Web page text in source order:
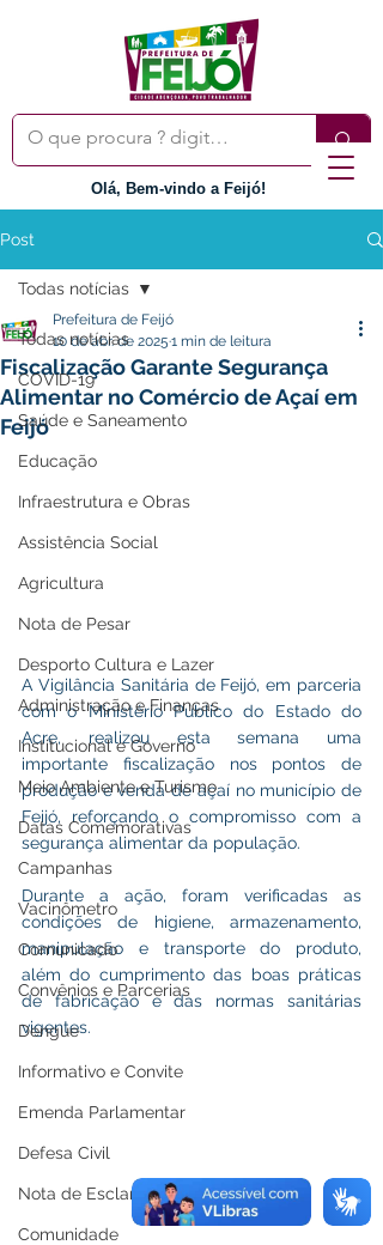
Olá, Bem-vindo a Feijó!
Post
Todas notícias
COVID-19
Saúde e Saneamento
Educação
Infraestrutura e Obras
Assistência Social
Agricultura
Nota de Pesar
Desporto Cultura e Lazer
Administração e Finanças
Institucional e Governo
Meio Ambiente e Turismo
Datas Comemorativas
Campanhas
Vacinômetro
Comunicado
Convênios e Parcerias
Dengue
Informativo e Convite
Emenda Parlamentar
Defesa Civil
Nota de Esclarecimento
Comunidade
Todas notícias
Fiscalização Garante Segurança
Alimentar no Comércio de Açaí em
Feijó
Prefeitura de Feijó
10 de abr. de 2025 1 min de leitura
A Vigilância Sanitária de Feijó, em parceria
com o Ministério Público do Estado do
Acre, realizou esta semana uma
importante fiscalização nos pontos de
produção e venda de açaí no município de
Feijó, reforçando o compromisso com a
segurança alimentar da população.
Durante a ação, foram verificadas as
condições de higiene, armazenamento,
manipulação e transporte do produto,
além do cumprimento das boas práticas
de fabricação e das normas sanitárias
vigentes.